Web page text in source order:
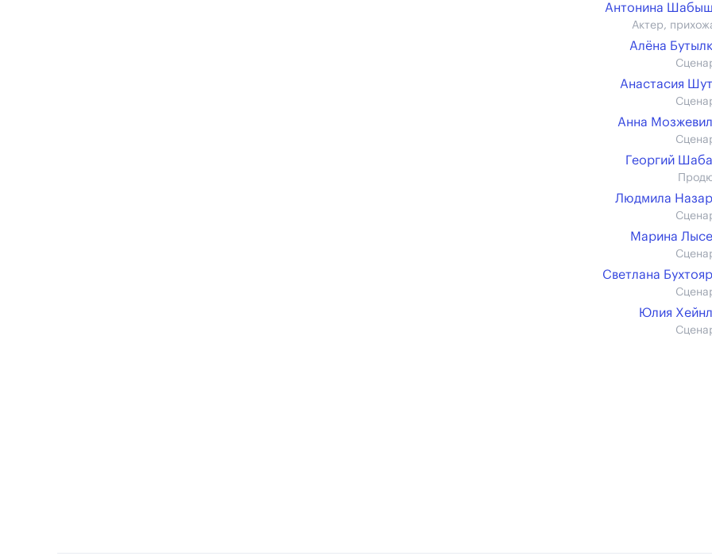
Антонина
Актер,
Алёна
Анастасия
Анна
Георгий
Людмила
Марина
Светлана
Юлия